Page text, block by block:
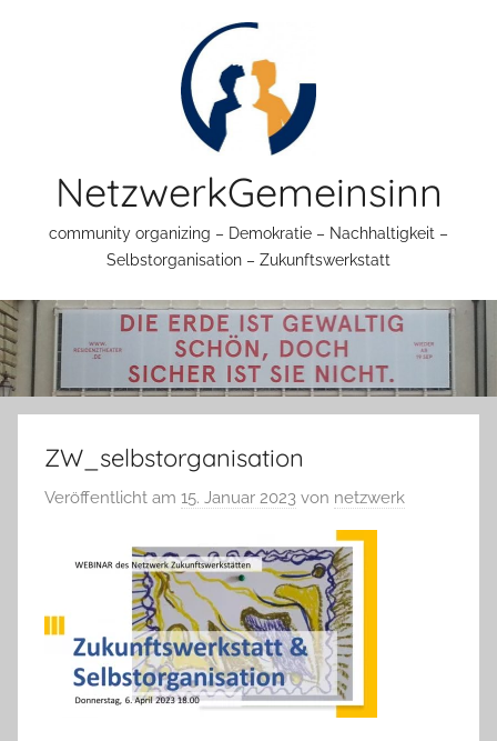
NetzwerkGemeinsinn
community organizing – Demokratie – Nachhaltigkeit –
Selbstorganisation – Zukunftswerkstatt
ZW_selbstorganisation
Veröffentlicht am 15. Januar 2023 von netzwerk